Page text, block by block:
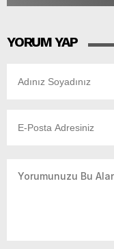
YORUM YAP